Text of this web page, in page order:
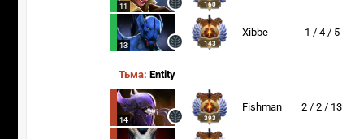
11 160
13 143
Xibbe 1 / 4 / 5
Тьма: Entity
14 393
Fishman 2 / 2 / 13